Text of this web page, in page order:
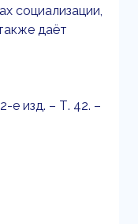
социализации,
даёт
е изд. – Т. 42. –